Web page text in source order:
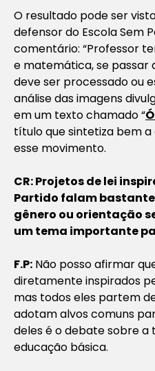
O resultado pode ser
defensor do Escola Sem
comentário: “Professor
e matemática, se passar
deve ser processado ou
análise das imagens
em um texto chamado “
título que sintetiza bem
esse movimento.
CR: Projetos de lei
Partido falam
gênero ou orientação
um tema importante
F.P: Não posso afirmar
diretamente inspirados
mas todos eles partem
adotam alvos comuns
deles é o debate sobre a
educação básica.